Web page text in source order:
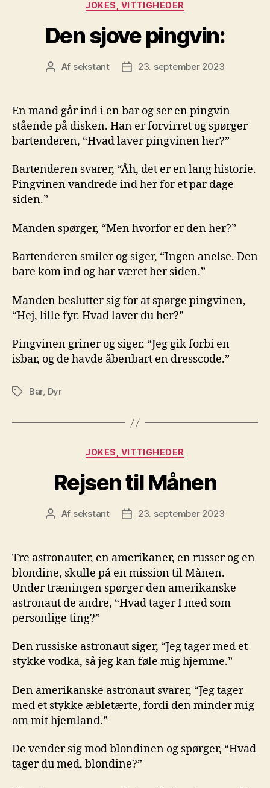
Kategorier
JOKES, VITTIGHEDER
Den sjove pingvin:
Indlægsforfatter
Af sekstant Indlægsdato
23. september 2023
En mand går ind i en bar og ser en pingvin
stående på disken. Han er forvirret og spørger
bartenderen, “Hvad laver pingvinen her?”
Bartenderen svarer, “Åh, det er en lang historie.
Pingvinen vandrede ind her for et par dage
siden.”
Manden spørger, “Men hvorfor er den her?”
Bartenderen smiler og siger, “Ingen anelse. Den
bare kom ind og har været her siden.”
Manden beslutter sig for at spørge pingvinen,
“Hej, lille fyr. Hvad laver du her?”
Pingvinen griner og siger, “Jeg gik forbi en
isbar, og de havde åbenbart en dresscode.”
TagsBar, Dyr
Kategorier
JOKES, VITTIGHEDER
Rejsen til Månen
Indlægsforfatter
Af sekstant Indlægsdato
23. september 2023
Tre astronauter, en amerikaner, en russer og en
blondine, skulle på en mission til Månen.
Under træningen spørger den amerikanske
astronaut de andre, “Hvad tager I med som
personlige ting?”
Den russiske astronaut siger, “Jeg tager med et
stykke vodka, så jeg kan føle mig hjemme.”
Den amerikanske astronaut svarer, “Jeg tager
med et stykke æbletærte, fordi den minder mig
om mit hjemland.”
De vender sig mod blondinen og spørger, “Hvad
tager du med, blondine?”